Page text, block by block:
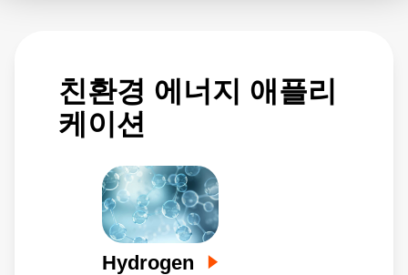
친환경 에너지 애플리
케이션
Hydrogen